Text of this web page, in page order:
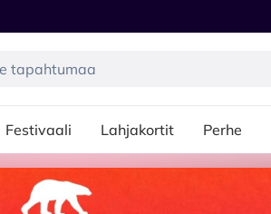
Festivaali Lahjakortit Perhe